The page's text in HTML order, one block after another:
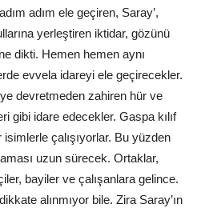
adım ele geçiren, Saray’,
yerleştiren iktidar, gözünü
dikti. Hemen hemen aynı
evvela idareyi ele geçirecekler.
devretmeden zahiren hür ve
gibi idare edecekler. Gaspa kılıf
çalışıyorlar. Bu yüzden
uzun sürecek. Ortaklar,
bayiler ve çalışanlara gelince.
alınmıyor bile. Zira Saray’ın